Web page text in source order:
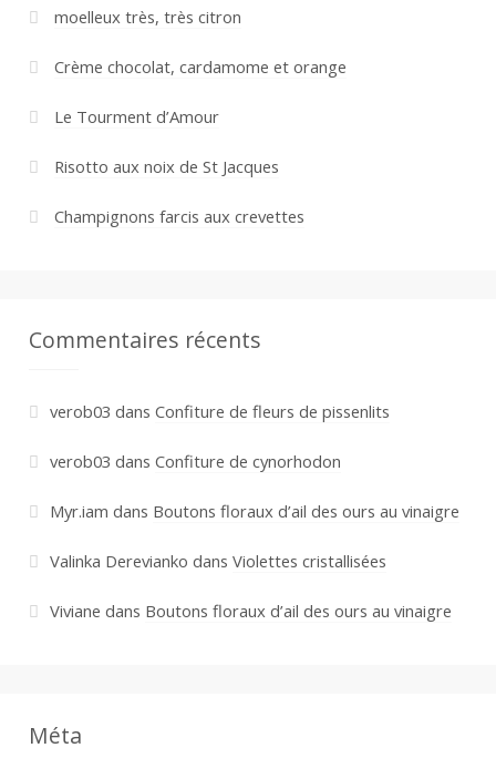
moelleux très, très citron
Crème chocolat, cardamome et orange
Le Tourment d’Amour
Risotto aux noix de St Jacques
Champignons farcis aux crevettes
Commentaires récents
verob03 dans Confiture de fleurs de pissenlits
verob03 dans Confiture de cynorhodon
Myr.iam dans Boutons floraux d’ail des ours au vinaigre
Valinka Derevianko dans Violettes cristallisées
Viviane dans Boutons floraux d’ail des ours au vinaigre
Méta